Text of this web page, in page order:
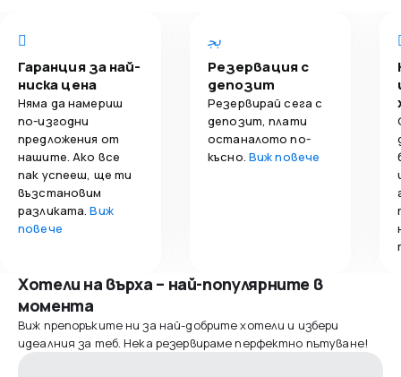
Гаранция за най-
ниска цена
Няма да намериш
по-изгодни
предложения от
нашите. Ако все
пак успееш, ще ти
възстановим
разликата.Виж
повече
Резервация с
депозит
Резервирай сега с
депозит, плати
останалото по-
късно. Виж повече
Хотели на върха – най-популярните в
момента
Виж препоръките ни за най-добрите хотели и избери
идеалния за теб. Нека резервираме перфектно пътуване!